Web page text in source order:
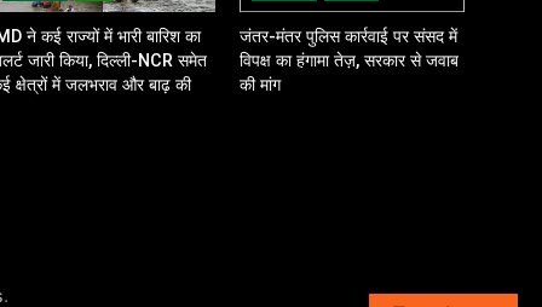
ने कई राज्यों में भारी बारिश का
जारी किया, दिल्ली-NCR समेत
क्षेत्रों में जलभराव और बाढ़ की
जंतर-मंतर पुलिस कार्रवाई पर संसद में
विपक्ष का हंगामा तेज़, सरकार से जवाब
की मांग
.